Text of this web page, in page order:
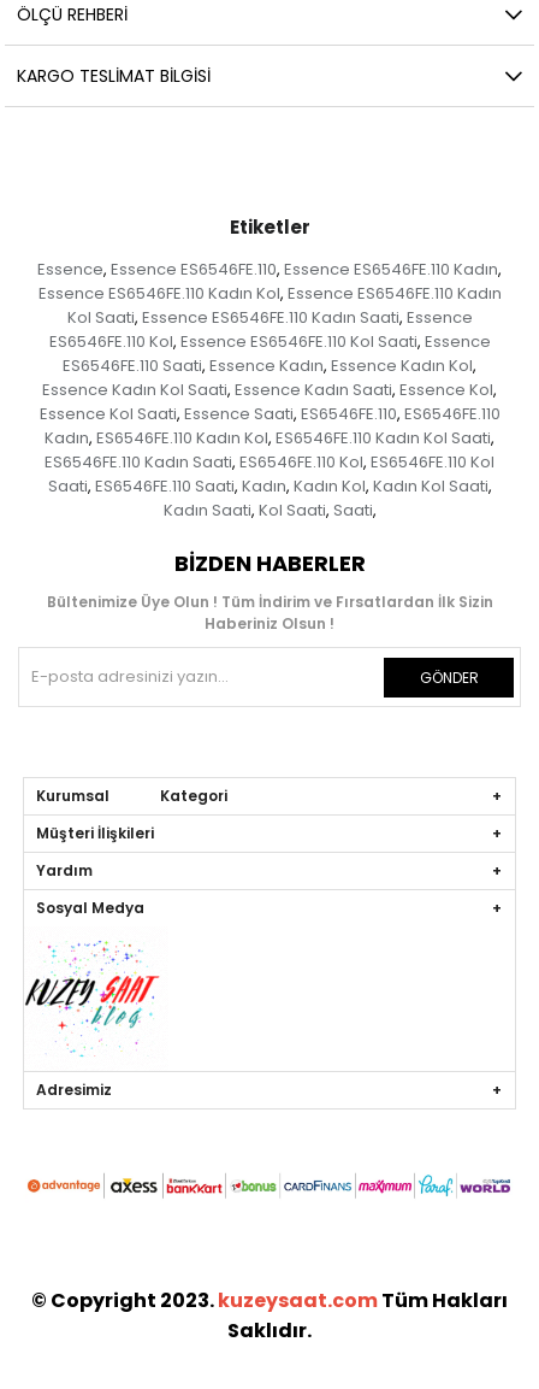
ÖLÇÜ REHBERI
KARGO TESLIMAT BILGISI
Etiketler
Essence, Essence ES6546FE.110, Essence ES6546FE.110 Kadın,
Essence ES6546FE.110 Kadın Kol, Essence ES6546FE.110 Kadın
Kol Saati, Essence ES6546FE.110 Kadın Saati, Essence
ES6546FE.110 Kol, Essence ES6546FE.110 Kol Saati, Essence
ES6546FE.110 Saati, Essence Kadın, Essence Kadın Kol,
Essence Kadın Kol Saati, Essence Kadın Saati, Essence Kol,
Essence Kol Saati, Essence Saati, ES6546FE.110, ES6546FE.110
Kadın, ES6546FE.110 Kadın Kol, ES6546FE.110 Kadın Kol Saati,
ES6546FE.110 Kadın Saati, ES6546FE.110 Kol, ES6546FE.110 Kol
Saati, ES6546FE.110 Saati, Kadın, Kadın Kol, Kadın Kol Saati,
Kadın Saati, Kol Saati, Saati,
BIZDEN HABERLER
Bültenimize Üye Olun ! Tüm İndirim ve Fırsatlardan İlk Sizin
Haberiniz Olsun !
GÖNDER
Kurumsal Kategori
Müşteri İlişkileri
Yardım
Sosyal Medya
Adresimiz
© Copyright 2023.kuzeysaat.comTüm Hakları
Saklıdır.